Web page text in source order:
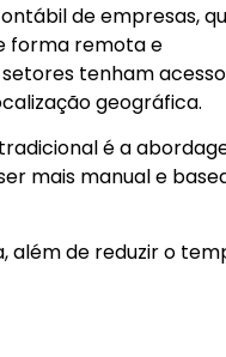
de empresas,
forma remota e
tenham
geográfica.
é a
mais manual e
além de reduzir o